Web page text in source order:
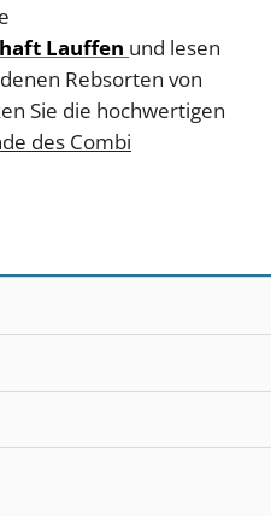
Lauffen und lesen
Rebsorten von
Sie die hochwertigen
des Combi